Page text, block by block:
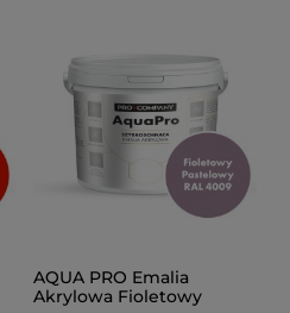
AQUA PRO Emalia
Akrylowa Fioletowy